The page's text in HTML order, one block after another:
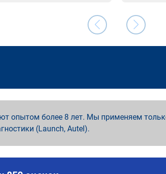
опытом более 8 лет. Мы применяем
(Launch, Autel).